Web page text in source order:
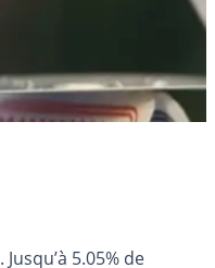
. Jusqu’à 5.05% de